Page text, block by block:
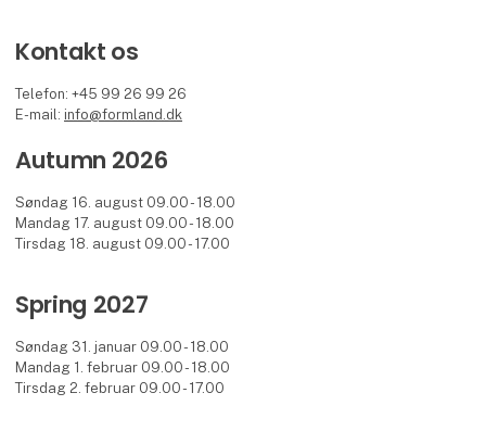
Kontakt os
Telefon: +45 99 26 99 26
E-mail: info@formland.dk
Autumn 2026
Søndag 16. august 09.00 - 18.00
Mandag 17. august 09.00 - 18.00
Tirsdag 18. august 09.00 - 17.00
Spring 2027
Søndag 31. januar 09.00 - 18.00
Mandag 1. februar 09.00 - 18.00
Tirsdag 2. februar 09.00 - 17.00